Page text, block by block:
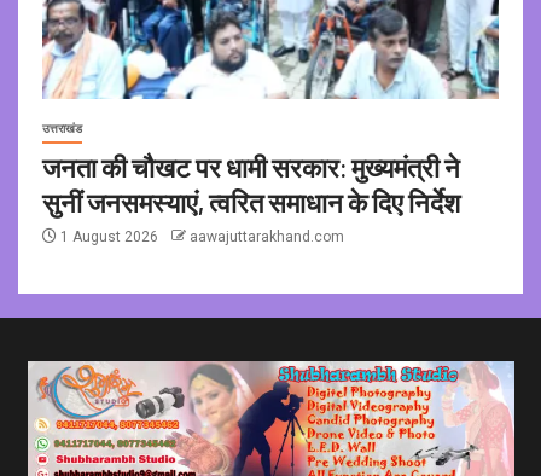
उत्तराखंड
जनता की चौखट पर धामी सरकार: मुख्यमंत्री ने
सुनीं जनसमस्याएं, त्वरित समाधान के दिए निर्देश
1 August 2026 aawajuttarakhand.com